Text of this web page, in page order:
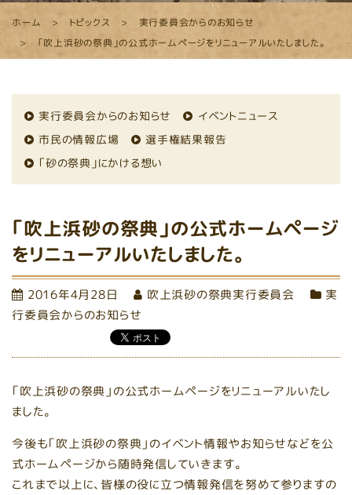
ホーム トピックス
実行委員会からのお知らせ
「吹上浜砂の祭典」の公式ホームページをリニューアルいたしました。
実行委員会からのお知らせ
イベントニュース
市民の情報広場
選手権結果報告
「砂の祭典」にかける想い
「吹上浜砂の祭典」の公式ホームページ
をリニューアルいたしました。
2016年4月28日 吹上浜砂の祭典実行委員会
実
行委員会からのお知らせ
「吹上浜砂の祭典」の公式ホームページをリニューアルいたし
ました。
今後も「吹上浜砂の祭典」のイベント情報やお知らせなどを公
式ホームページから随時発信していきます。
これまで以上に、皆様の役に立つ情報発信を努めて参りますの